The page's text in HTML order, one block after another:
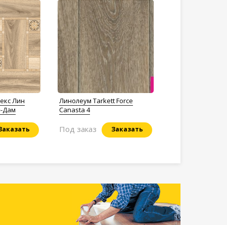
Лин
Дам
Линолеум Tarkett Force
Canasta 4
Заказать
Под заказ